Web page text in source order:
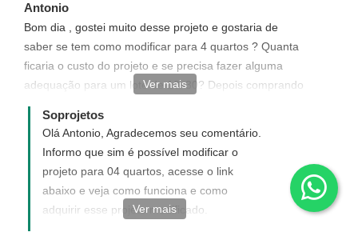
519,00, para adquirir esses projetos em
DWG, nos confirme para o email
atendimento@soprojetos.com.br para
enviarmos link de compra com valor
correspondente.
Antonio
Bom dia , gostei muito desse projeto e gostaria de
saber se tem como modificar para 4 quartos ? Quanta
ficaria o custo do projeto e se precisa fazer alguma
adequação para um lote de 10x30? Depois comprando
esse projeto "completo" qual o custo que diminuo no
momento de contratar um construtor?
Ver mais
Soprojetos
Olá Antonio, Agradecemos seu comentário.
Informo que sim é possível modificar o
projeto para 04 quartos, acesse o link
abaixo e veja como funciona e como
adquirir esse projeto modificado.
Ver mais